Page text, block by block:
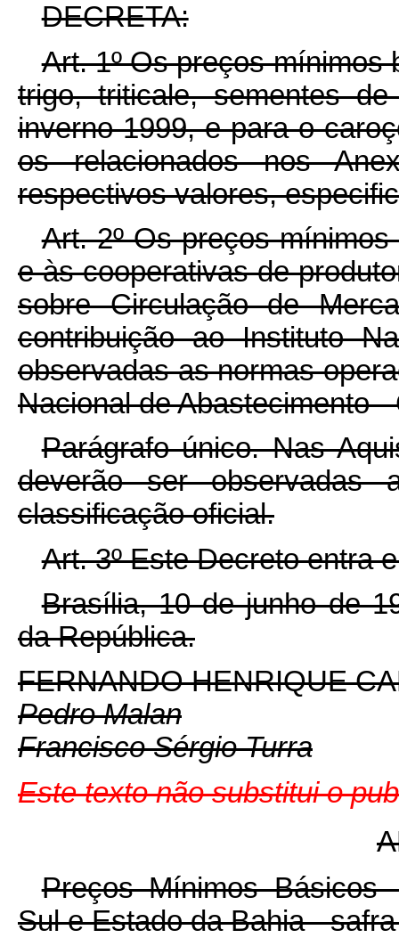
DECRETA:
Art. 1º Os preços mínimos
trigo, triticale, sementes
inverno 1999, e para o
os relacionados nos
respectivos valores,
Art. 2º Os preços
e às cooperativas de
sobre Circulação de
contribuição ao Instituto
observadas as normas
Nacional de Abastecimento -
Parágrafo único. Nas
deverão ser observadas
classificação oficial.
Art. 3º Este Decreto entra
Brasília, 10 de junho de
da República.
FERNANDO HENRIQUE
Pedro Malan
Francisco Sérgio Turra
Este texto não substitui o
Preços Mínimos Básicos
Sul e Estado da Bahia -